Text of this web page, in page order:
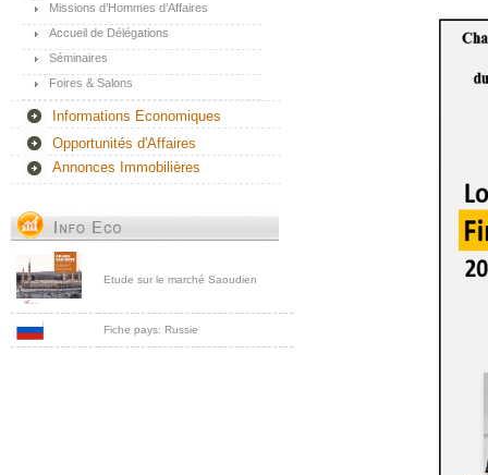
Missions d’Hommes d’Affaires
Accueil de Délégations
Séminaires
Foires & Salons
Informations Economiques
Opportunités d'Affaires
Annonces Immobilières
Etude sur le marché Saoudien
Fiche pays: Russie